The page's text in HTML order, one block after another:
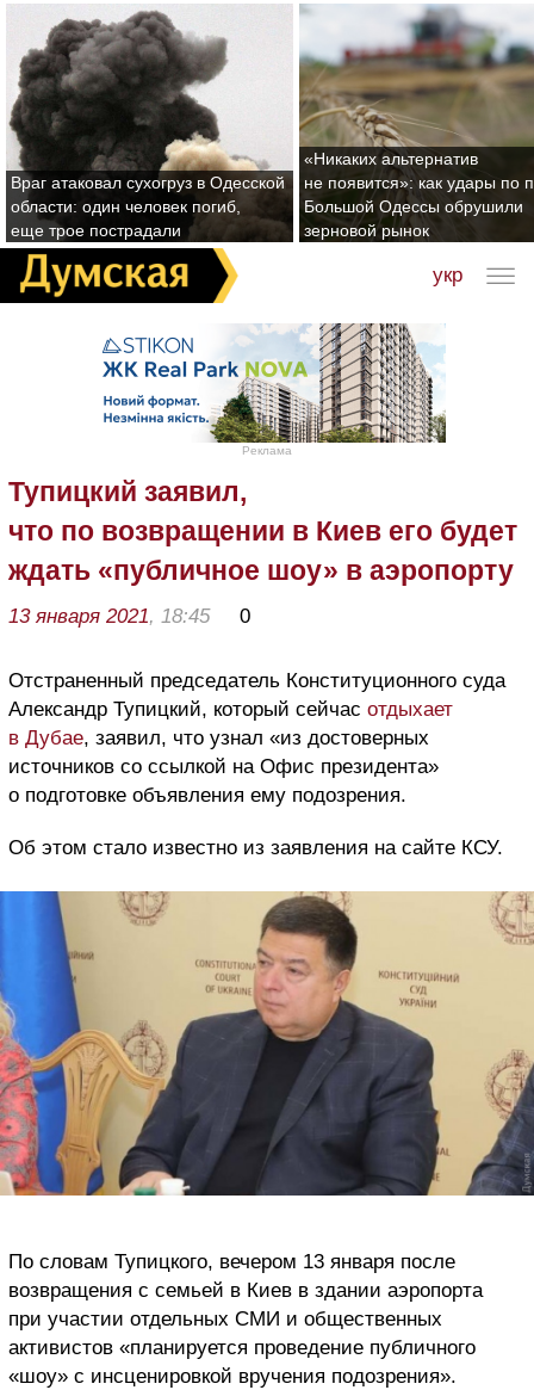
Враг атаковал сухогруз в Одесской
области: один человек погиб,
еще трое пострадали
«Никаких альтернатив
не появится»: как удары по
Большой Одессы обрушили
зерновой рынок
укр
Реклама
Тупицкий заявил,
что по возвращении в Киев его будет
ждать «публичное шоу» в аэропорту
13 января 2021, 18:45 0
Отстраненный председатель Конституционного суда
Александр Тупицкий, который сейчас отдыхает
в Дубае, заявил, что узнал «из достоверных
источников со ссылкой на Офис президента»
о подготовке объявления ему подозрения.
Об этом стало известно из заявления на сайте КСУ.
По словам Тупицкого, вечером 13 января после
возвращения с семьей в Киев в здании аэропорта
при участии отдельных СМИ и общественных
активистов «планируется проведение публичного
«шоу» с инсценировкой вручения подозрения».